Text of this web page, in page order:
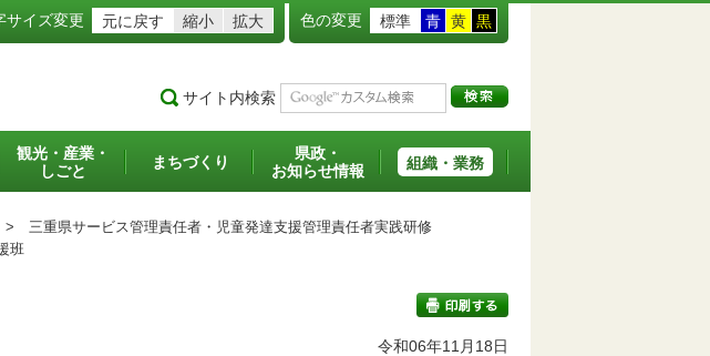
サイズ変更 元に戻す 縮小 拡大 色の変更 標準 青 黄 黒
サイト内検索
観光・産業・
しごと
まちづくり
県政・
お知らせ情報
組織・業務
> 三重県サービス管理責任者・児童発達支援管理責任者実践研修
班
令和06年11月18日